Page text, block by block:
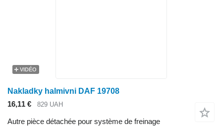
VIDÉO
Nakladky halmivni DAF 19708
16,11 €
829 UAH
Autre pièce détachée pour système de freinage